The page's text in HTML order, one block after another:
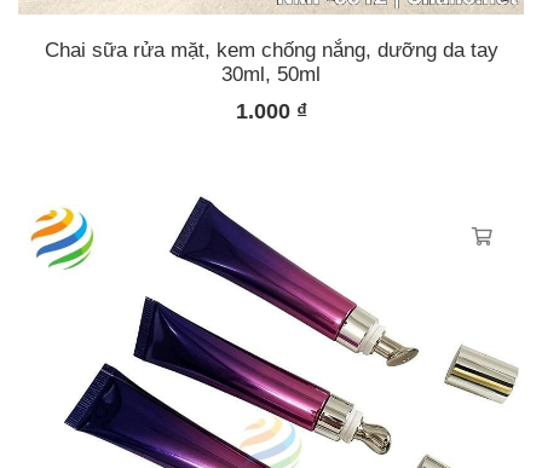
Chai sữa rửa mặt, kem chống nắng, dưỡng da tay
30ml, 50ml
1.000 ₫